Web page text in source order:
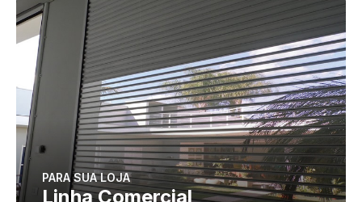
PARA SUA LOJA
Linha Comercial